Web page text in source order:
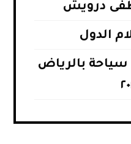
درويش
الدول
سياحة بالرياض